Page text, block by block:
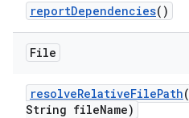
reportDependencies()
File
resolveRelativeFilePath(
String fileName)